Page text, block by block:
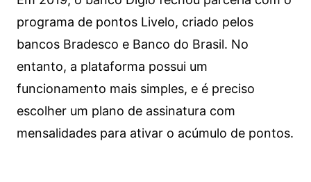
programa de pontos Livelo, criado pelos
bancos Bradesco e Banco do Brasil. No
entanto, a plataforma possui um
funcionamento mais simples, e é preciso
escolher um plano de assinatura com
mensalidades para ativar o acúmulo de pontos.